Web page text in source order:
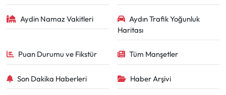
Aydin Namaz Vakitleri
Aydın Trafik Yoğunluk
Haritası
Puan Durumu ve Fikstür Tüm Manşetler
Son Dakika Haberleri Haber Arşivi